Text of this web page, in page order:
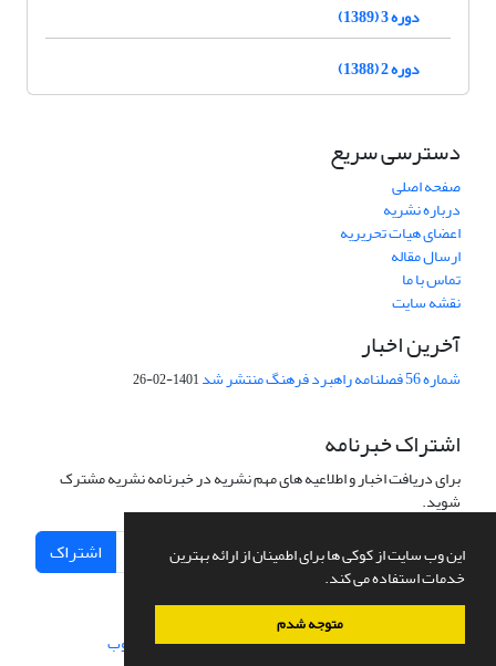
این وب سایت از کوکی ها برای اطمینان از ارائه بهترین
خدمات استفاده می کند.
متوجه شدم
دوره 3 (1389)
دوره 2 (1388)
دسترسی سریع
صفحه اصلی
درباره نشریه
اعضای هیات تحریریه
ارسال مقاله
تماس با ما
نقشه سایت
آخرین اخبار
شماره 56 فصلنامه راهبرد فرهنگ منتشر شد 1401-02-26
اشتراک خبرنامه
برای دریافت اخبار و اطلاعیه های مهم نشریه در خبرنامه نشریه مشترک
شوید.
اشتراک
سامانه مدیریت نشریات علمی.طراحی و پیاده سازی از سیناوب